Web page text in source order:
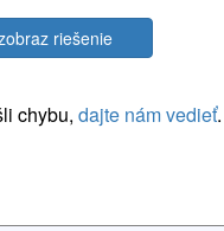
riešenie
chybu, dajte nám vedieť